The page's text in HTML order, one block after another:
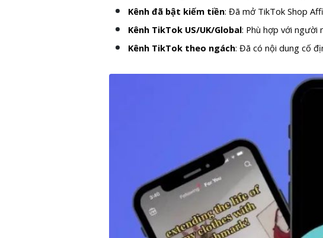
Kênh đã bật kiếm tiền: Đã mở TikTok Shop
Kênh TikTok US/UK/Global: Phù hợp với người
Kênh TikTok theo ngách: Đã có nội dung cố